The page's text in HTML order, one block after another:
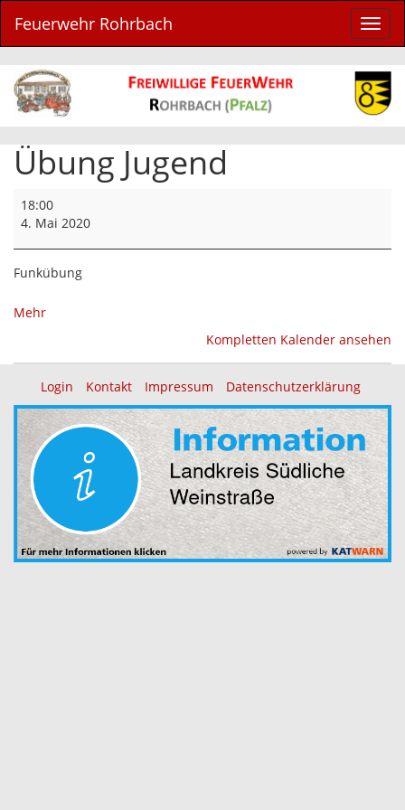
ein-/
Feuerwehr Rohrbach
Übung Jugend
Jugend
18:00
4. Mai 2020
Funkübung
Mehrüber
Kompletten Kalender ansehen
Login Kontakt Impressum Datenschutzerklärung